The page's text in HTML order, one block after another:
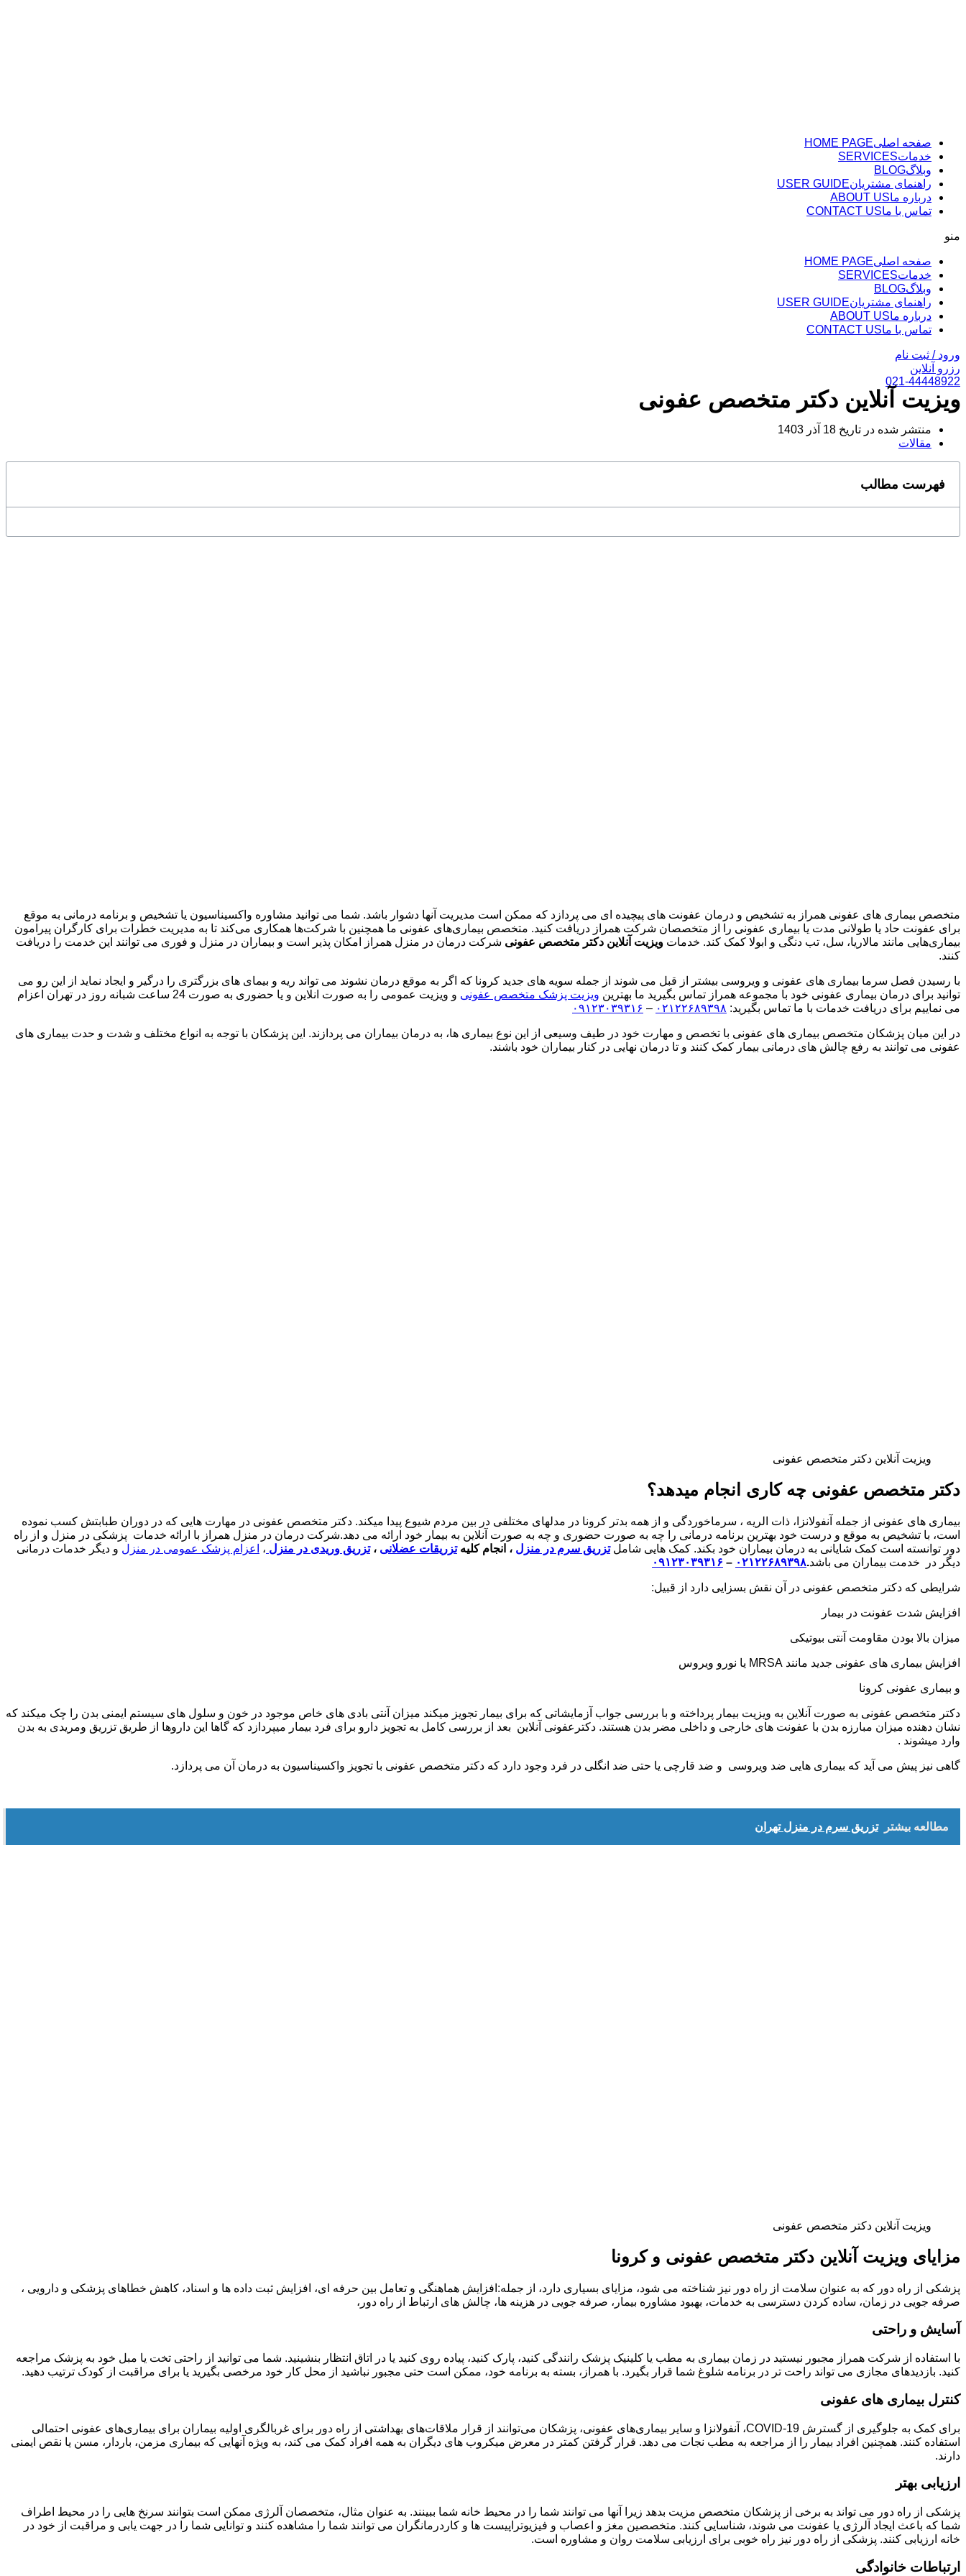
صفحه اصلیHOME PAGE
خدماتSERVICES
وبلاگBLOG
راهنمای مشتریانUSER GUIDE
درباره ماABOUT US
تماس با ماCONTACT US
منو
صفحه اصلیHOME PAGE
خدماتSERVICES
وبلاگBLOG
راهنمای مشتریانUSER GUIDE
درباره ماABOUT US
تماس با ماCONTACT US
ورود / ثبت نام
رزرو آنلاین
021-44448922
ویزیت آنلاین دکتر متخصص عفونی
منتشر شده در تاریخ
مقالات
فهرست مطالب
متخصص بیماری های عفونی همراز به تشخیص و درمان عفونت های پیچیده ای می پردازد که ممکن است مدیریت آنها دشوار باشد. شما می توانید مشاوره واکسیناسیون یا تشخیص و برنامه درمانی به موقع
برای عفونت حاد یا طولانی مدت یا بیماری عفونی را از متخصصان شرکت همراز دریافت کنید. متخصص بیماری‌های عفونی ما همچنین با شرکت‌ها همکاری می‌کند تا به مدیریت خطرات برای کارگران پیرامون
بیماری‌هایی مانند مالاریا، سل، تب دنگی و ابولا کمک کند. خدمات ویزیت آنلاین دکتر متخصص عفونی شرکت درمان در منزل همراز امکان پذیر است و بیماران در منزل و فوری می توانند این خدمت را دریافت
کنند.
با رسیدن فصل سرما بیماری های عفونی و ویروسی بیشتر از قبل می شوند از جمله سویه های جدید کرونا که اگر به موقع درمان نشوند می تواند ریه و بیمای های بزرگتری را درگیر و ایجاد نماید از این رو می
توانید برای درمان بیماری عفونی خود با مجموعه همراز تماس بگیرید ما بهترین ویزیت پزشک متخصص عفونی
و ویزیت عمومی را به صورت انلاین و یا حضوری به صورت 24 ساعت شبانه روز در تهران اعزام
می نماییم برای دریافت خدمات با ما تماس بگیرید: ۰۲۱۲۲۶۸۹۳۹۸ – ۰۹۱۲۳۰۳۹۳۱۶
در این میان پزشکان متخصص بیماری های عفونی با تخصص و مهارت خود در طیف وسیعی از این نوع بیماری ها، به درمان بیماران می پردازند. این پزشکان با توجه به انواع مختلف و شدت و حدت بیماری های
عفونی می توانند به رفع چالش های درمانی بیمار کمک کنند و تا درمان نهایی در کنار بیماران خود باشند.
ویزیت آنلاین دکتر متخصص عفونی
دکتر متخصص عفونی چه کاری انجام میدهد؟
بیماری های عفونی از جمله آنفولانزا، ذات الریه ، سرماخوردگی و از همه بدتر کرونا در مدلهای مختلفی در بین مردم شیوع پیدا میکند. دکتر متخصص عفونی در مهارت هایی که در دوران طبابتش کسب نموده
است، با تشخیص به موقع و درست خود بهترین برنامه درمانی را چه به صورت حضوری و چه به صورت آنلاین به بیمار خود ارائه می دهد.شرکت درمان در منزل همراز با ارائه خدمات پزشکی در منزل و از راه
دور توانسته است کمک شایانی به درمان بیماران خود بکند. کمک هایی شاملتزریق سرم در منزل ، انجام کلیهتزریقات عضلانی ،تزریق وریدی در منزل ، اعزام پزشک عمومی در منزل و دیگر خدمات درمانی
دیگر در خدمت بیماران می باشد.۰۲۱۲۲۶۸۹۳۹۸ – ۰۹۱۲۳۰۳۹۳۱۶
شرایطی که دکتر متخصص عفونی در آن نقش بسزایی دارد از قبیل:
افزایش شدت عفونت در بیمار
میزان بالا بودن مقاومت آنتی بیوتیکی
افزایش بیماری های عفونی جدید مانند MRSA یا نورو ویروس
و بیماری عفونی کرونا
دکتر متخصص عفونی به صورت آنلاین به ویزیت بیمار پرداخته و با بررسی جواب آزمایشاتی که برای بیمار تجویز میکند میزان آنتی بادی های خاص موجود در خون و سلول های سیستم ایمنی بدن را چک میکند که
نشان دهنده میزان مبارزه بدن با عفونت های خارجی و داخلی مضر بدن هستند. دکترعفونی آنلاین بعد از بررسی کامل به تجویز دارو برای فرد بیمار میپردازد که گاها این داروها از طریق تزریق ومریدی به بدن
وارد میشوند .
گاهی نیز پیش می آید که بیماری هایی ضد ویروسی و ضد قارچی یا حتی ضد انگلی در فرد وجود دارد که دکتر متخصص عفونی با تجویز واکسیناسیون به درمان آن می پردازد.
مطالعه بیشتر تزریق سرم در منزل تهران
ویزیت آنلاین دکتر متخصص عفونی
مزایای ویزیت آنلاین دکتر متخصص عفونی و کرونا
پزشکی از راه دور که به عنوان سلامت از راه دور نیز شناخته می شود، مزایای بسیاری دارد، از جمله:افزایش هماهنگی و تعامل بین حرفه ای، افزایش ثبت داده ها و اسناد، کاهش خطاهای پزشکی و دارویی ،
صرفه جویی در زمان، ساده کردن دسترسی به خدمات، بهبود مشاوره بیمار، صرفه جویی در هزینه ها، چالش های ارتباط از راه دور،
آسایش و راحتی
با استفاده از شرکت همراز مجبور نیستید در زمان بیماری به مطب یا کلینیک پزشک رانندگی کنید، پارک کنید، پیاده روی کنید یا در اتاق انتظار بنشینید. شما می توانید از راحتی تخت یا مبل خود به پزشک مراجعه
کنید. بازدیدهای مجازی می تواند راحت تر در برنامه شلوغ شما قرار بگیرد. با همراز، بسته به برنامه خود، ممکن است حتی مجبور نباشید از محل کار خود مرخصی بگیرید یا برای مراقبت از کودک ترتیب دهید.
کنترل بیماری های عفونی
برای کمک به جلوگیری از گسترش COVID-19، آنفولانزا و سایر بیماری‌های عفونی، پزشکان می‌توانند از قرار ملاقات‌های بهداشتی از راه دور برای غربالگری اولیه بیماران برای بیماری‌های عفونی احتمالی
استفاده کنند. همچنین افراد بیمار را از مراجعه به مطب نجات می دهد. قرار گرفتن کمتر در معرض میکروب های دیگران به همه افراد کمک می کند، به ویژه آنهایی که بیماری مزمن، باردار، مسن یا نقص ایمنی
دارند.
ارزیابی بهتر
پزشکی از راه دور می تواند به برخی از پزشکان متخصص مزیت بدهد زیرا آنها می توانند شما را در محیط خانه شما ببینند. به عنوان مثال، متخصصان آلرژی ممکن است بتوانند سرنخ هایی را در محیط اطراف
شما که باعث ایجاد آلرژی یا عفونت می شوند، شناسایی کنند. متخصصین مغز و اعصاب و فیزیوتراپیست ها و کاردرمانگران می توانند شما را مشاهده کنند و توانایی شما را در جهت یابی و مراقبت از خود در
خانه ارزیابی کنند. پزشکی از راه دور نیز راه خوبی برای ارزیابی سلامت روان و مشاوره است.
ارتباطات خانوادگی